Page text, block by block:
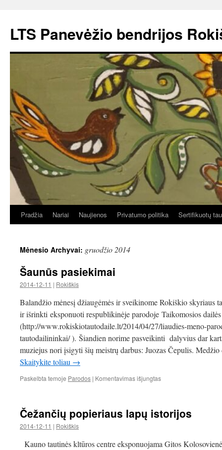
turinio
LTS Panevėžio bendrijos
Pradžia Nariai Naujienos Privatumo politika Sertifikuotų
Mėnesio Archyvai: gruodžio 2014
Šaunūs pasiekimai
2014-12-11 | Rokiškis
Balandžio mėnesį džiau­gė­mės ir svei­ki­nome Rokiš­kio sky­riaus
ir išrinkti eks­po­nuoti res­pub­li­ki­nėje parodoje Tai­ko­mo­sios
(http://www.rokiskiotautodaile.lt/2014/04/27/liaudies-meno-
tautodailininkai/ ). Šiandien norime pasveikinti dalyvius dar
muziejus nori įsigyti šių meistrų darbus: Juo­zas Čepu­lis.
Skaitykite toliau →
Paskelbta temoje Parodos | Komentavimas išjungtasįraše
Čežančių popieriaus lapų istorijos
2014-12-11 | Rokiškis
Kauno tautinės kltūros centre eksponuojama Gitos